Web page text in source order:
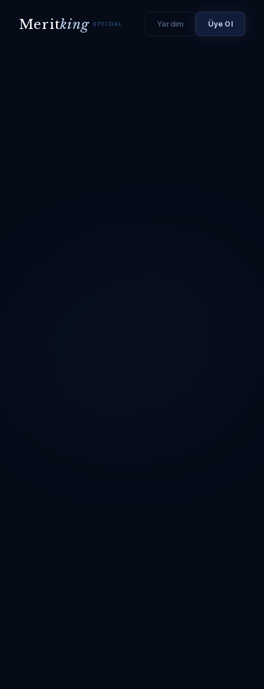
Meritking OFFICIAL Yardım Üye Ol